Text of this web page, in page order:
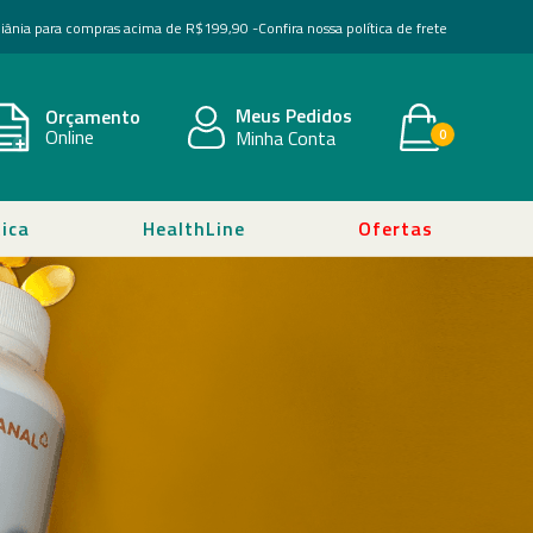
para compras acima de R$199,90 -Confira nossa política de frete
Orçamento
Online
Meus Pedidos
Minha Conta 0
HealthLine Ofertas